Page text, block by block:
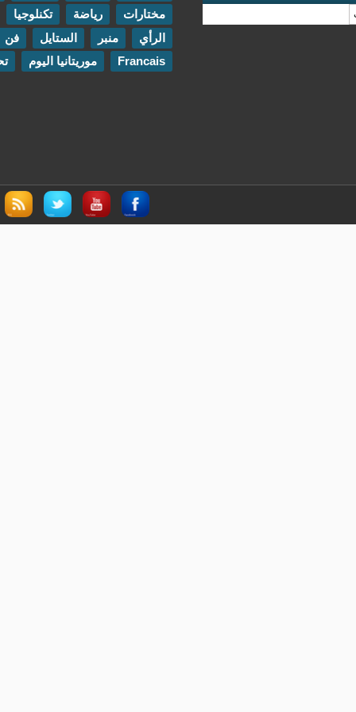
تكنلوجيا
مقابلات
الستايل فن
اتصل بنا
موريتانيا اليوم تحقيقات